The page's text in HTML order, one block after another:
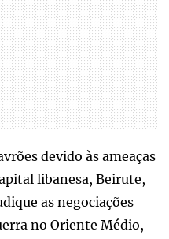
devido às ameaças
libanesa, Beirute,
as negociações
no Oriente Médio,